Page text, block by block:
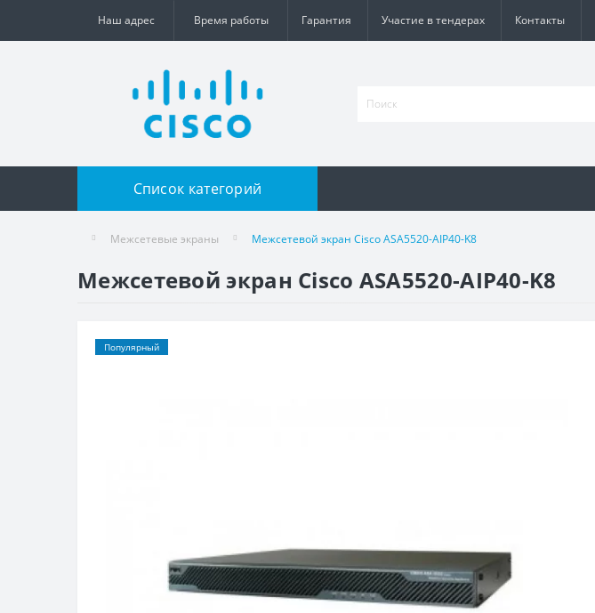
Наш адрес Время работы Гарантия Участие в тендерах Контакты
Список категорий
Межсетевые экраны Межсетевой экран Cisco ASA5520-AIP40-K8
Межсетевой экран Cisco ASA5520-AIP40-K8
Популярный